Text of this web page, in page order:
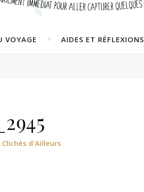
VOYAGE AIDES ET RÉFLEXIONS
Clichés d'Ailleurs